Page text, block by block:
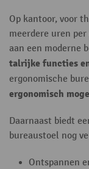
Op kantoor, voor
meerdere uren
aan een moderne
talrijke functies
ergonomische
ergonomisch
Daarnaast biedt
bureaustoel nog
Ontspannen